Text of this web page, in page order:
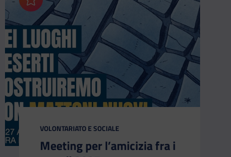
Aggiungi ai preferiti
CATEGORIA:
VOLONTARIATO E SOCIALE
Meeting per l’amicizia fra i